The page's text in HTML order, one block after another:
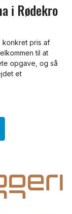
i Rødekro
konkret pris af
til at
opgave, og så
et